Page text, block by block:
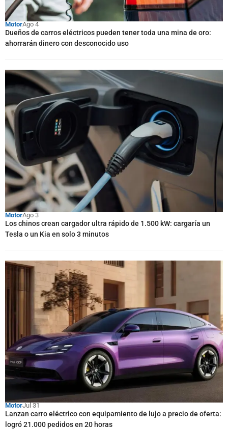
MotorAgo 4
Dueños de carros eléctricos pueden tener toda una mina de oro:
ahorrarán dinero con desconocido uso
MotorAgo 3
Los chinos crean cargador ultra rápido de 1.500 kW: cargaría un
Tesla o un Kia en solo 3 minutos
MotorJul 31
Lanzan carro eléctrico con equipamiento de lujo a precio de oferta:
logró 21.000 pedidos en 20 horas